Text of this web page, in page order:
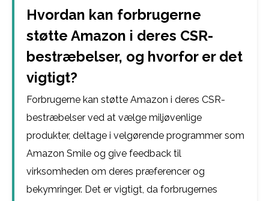
Hvordan kan forbrugerne
støtte Amazon i deres CSR-
bestræbelser, og hvorfor er det
vigtigt?
Forbrugerne kan støtte Amazon i deres CSR-
bestræbelser ved at vælge miljøvenlige
produkter, deltage i velgørende programmer som
Amazon Smile og give feedback til
virksomheden om deres præferencer og
bekymringer. Det er vigtigt, da forbrugernes